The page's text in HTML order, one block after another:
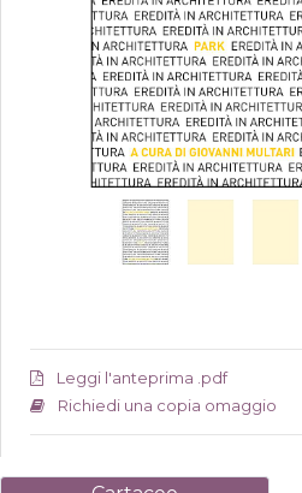
Leggi l'anteprima .pdf
Richiedi una copia omaggio